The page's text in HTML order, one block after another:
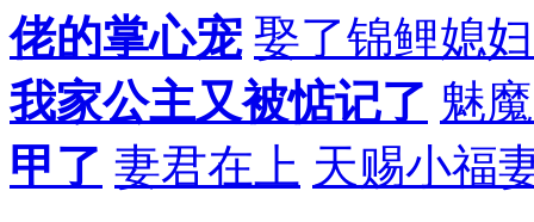
佬的掌心宠 娶了锦鲤媳
我家公主又被惦记了 魅
甲了 妻君在上 天赐小福